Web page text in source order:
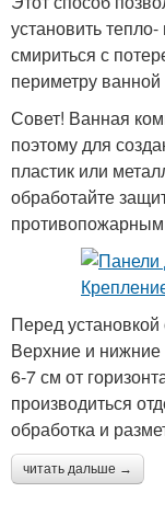
установить
смириться с
периметру
Совет! Ванная
поэтому для
пластик или
обработайте
противопожарным
Перед установкой
Верхние и нижние
6-7 см от
производиться
обработка и
читать дальше →